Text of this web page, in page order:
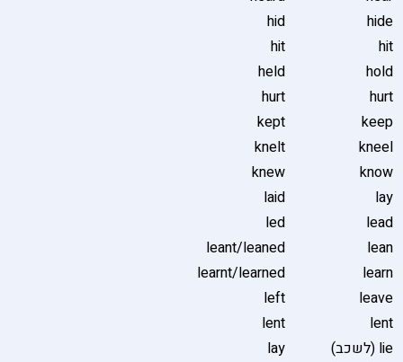
hide
hid
hit
hit
hold
held
hurt
hurt
keep
kept
kneel
knelt
know
knew
lay
laid
lead
led
lean
leant/leaned
learn
learnt/learned
leave
left
lent
lent
lie (לשכב)
lay